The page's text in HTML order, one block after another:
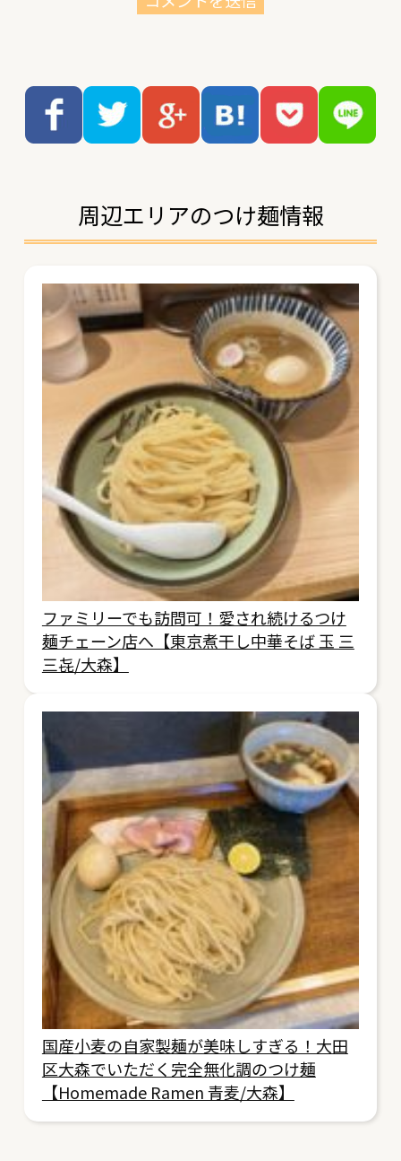
周辺エリアのつけ麺情報
ファミリーでも訪問可！愛され続けるつけ
麺チェーン店へ【東京煮干し中華そば 玉 三
三㐂/大森】
国産小麦の自家製麺が美味しすぎる！大田
区大森でいただく完全無化調のつけ麺
【Homemade Ramen 青麦/大森】